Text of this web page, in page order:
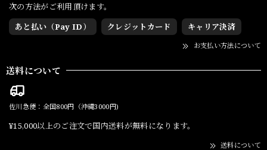
次の方法がご利用頂けます。
あと払い（Pay ID）
クレジットカード キャリア決済
お支払い方法について
送料について
佐川急便：全国800円（沖縄3000円)
¥15,000以上のご注文で国内送料が無料になります。
送料について